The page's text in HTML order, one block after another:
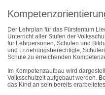
Kontakt
Personen
Unsere Werte
Angebote
Dokumente
Der Lehrplan für das Fürstentum
Unterricht aller Stufen der
für Lehrpersonen, Schulen und
und Erziehungsberechtigte,
Schule zu erreichenden
Im Kompetenzaufbau wird
Volksschulzeit aufgebaut werden.
das Kind an sein bereits